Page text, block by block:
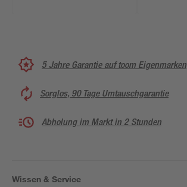
5 Jahre Garantie auf toom Eigenmarken
Sorglos, 90 Tage Umtauschgarantie
Abholung im Markt in 2 Stunden
Wissen & Service